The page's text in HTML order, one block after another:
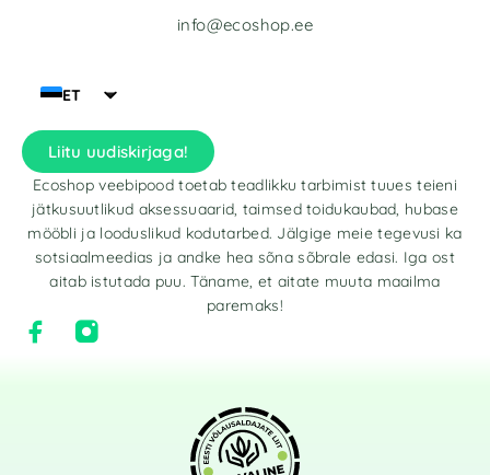
ET
Liitu uudiskirjaga!
Ecoshop veebipood toetab teadlikku tarbimist tuues teieni
jätkusuutlikud aksessuaarid, taimsed toidukaubad, hubase
mööbli ja looduslikud kodutarbed. Jälgige meie tegevusi ka
sotsiaalmeedias ja andke hea sõna sõbrale edasi. Iga ost
aitab istutada puu. Täname, et aitate muuta maailma
paremaks!
info@ecoshop.ee